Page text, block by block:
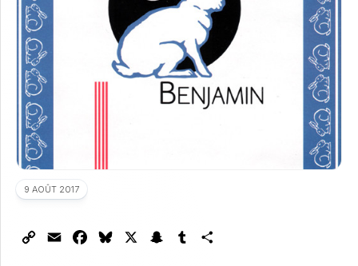
9 AOÛT 2017
Copy Email FacebookBluesky Snapchat
Tumblr